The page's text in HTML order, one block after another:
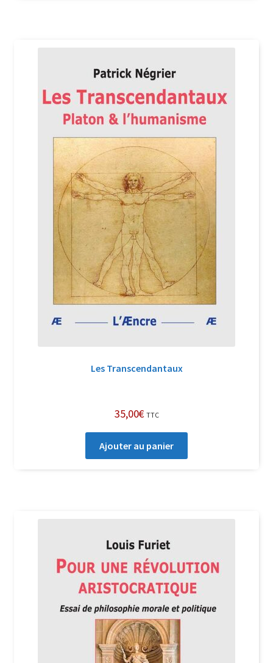
Les Transcendantaux
35,00€ TTC
Ajouter au panier